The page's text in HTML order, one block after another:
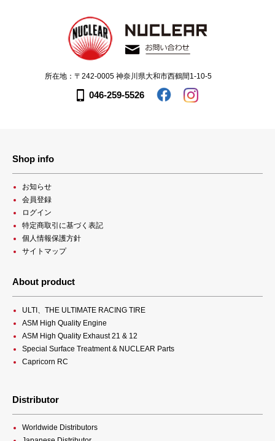
所在地：〒242-0005 神奈川県大和市西鶴間1-10-5
046-259-5526
Shop info
お知らせ
会員登録
ログイン
特定商取引に基づく表記
個人情報保護方針
サイトマップ
About product
ULTI、THE ULTIMATE RACING TIRE
ASM High Quality Engine
ASM High Quality Exhaust 21 & 12
Special Surface Treatment & NUCLEAR Parts
Capricorn RC
Distributor
Worldwide Distributors